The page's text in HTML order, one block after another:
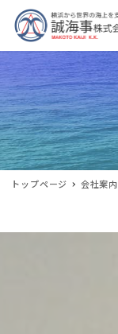
トップページ 会社案内